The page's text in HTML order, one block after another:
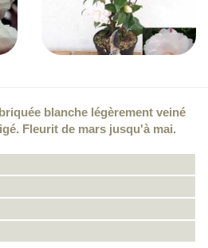
blanche légèrement veiné
Fleurit de mars jusqu'à mai.